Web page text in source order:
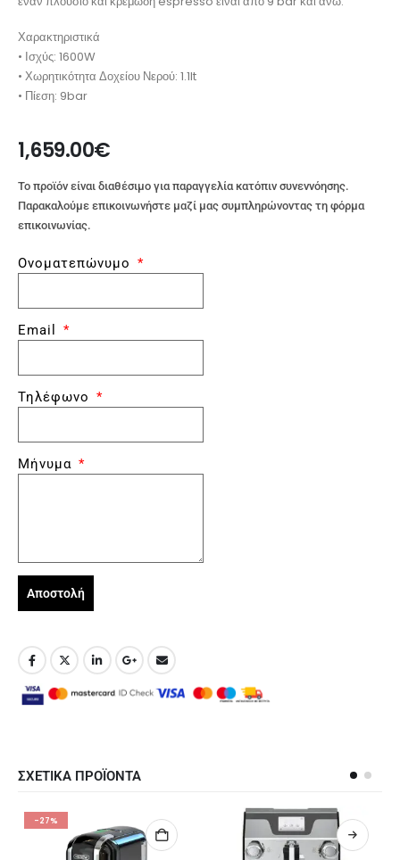
Χαρακτηριστικά
• Ισχύς: 1600W
• Χωρητικότητα Δοχείου Νερού: 1.1lt
• Πίεση: 9bar
1,659.00€
Το προϊόν είναι διαθέσιμο για παραγγελία κατόπιν συνεννόησης.
Παρακαλούμε επικοινωνήστε μαζί μας συμπληρώνοντας τη φόρμα
επικοινωνίας.
Ονοματεπώνυμο
Email
Τηλέφωνο
Μήνυμα
Αποστολή
ΣΧΕΤΙΚΑ ΠΡΟΪΟΝΤΑ
-23%